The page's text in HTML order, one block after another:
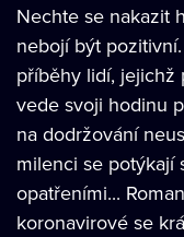
Nechte se nakazit
nebojí být
příběhy lidí, jejichž
vede svoji hodinu
na dodržování
milenci se potýkají
opatřeními...
koronavirové se